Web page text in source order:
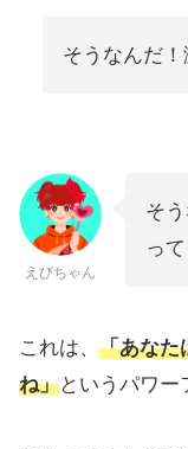
そうなんだ！
えびちゃん
そ
っ
これは、 「あなた
ね」というパワー